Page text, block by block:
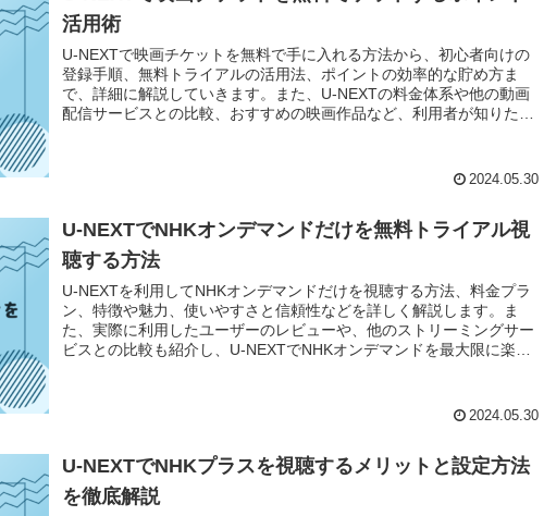
活用術
U-NEXTで映画チケットを無料で手に入れる方法から、初心者向けの
登録手順、無料トライアルの活用法、ポイントの効率的な貯め方ま
で、詳細に解説していきます。また、U-NEXTの料金体系や他の動画
配信サービスとの比較、おすすめの映画作品など、利用者が知りたい
2024.05.30
U-NEXTでNHKオンデマンドだけを無料トライアル視
聴する方法
U-NEXTを利用してNHKオンデマンドだけを視聴する方法、料金プラ
ン、特徴や魅力、使いやすさと信頼性などを詳しく解説します。ま
た、実際に利用したユーザーのレビューや、他のストリーミングサー
ビスとの比較も紹介し、U-NEXTでNHKオンデマンドを最大限に楽し
2024.05.30
U-NEXTでNHKプラスを視聴するメリットと設定方法
を徹底解説